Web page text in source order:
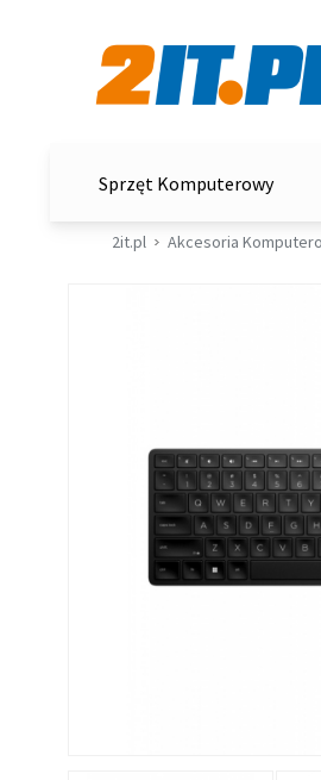
Sprzęt Komputerowy
2it.pl Akcesoria